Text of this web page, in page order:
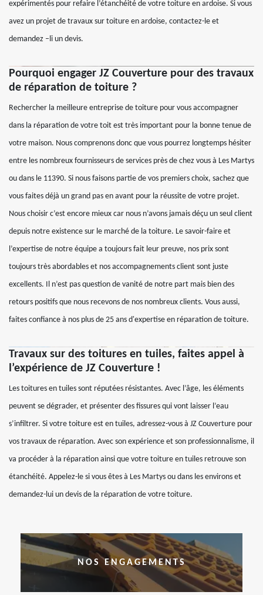
expérimentés pour refaire l’étanchéité de votre toiture en ardoise. Si vous
avez un projet de travaux sur toiture en ardoise, contactez-le et
demandez –li un devis.
Pourquoi engager JZ Couverture pour des travaux
de réparation de toiture ?
Rechercher la meilleure entreprise de toiture pour vous accompagner
dans la réparation de votre toit est très important pour la bonne tenue de
votre maison. Nous comprenons donc que vous pourrez longtemps hésiter
entre les nombreux fournisseurs de services près de chez vous à Les Martys
ou dans le 11390. Si nous faisons partie de vos premiers choix, sachez que
vous faites déjà un grand pas en avant pour la réussite de votre projet.
Nous choisir c’est encore mieux car nous n’avons jamais déçu un seul client
depuis notre existence sur le marché de la toiture. Le savoir-faire et
l’expertise de notre équipe a toujours fait leur preuve, nos prix sont
toujours très abordables et nos accompagnements client sont juste
excellents. Il n’est pas question de vanité de notre part mais bien des
retours positifs que nous recevons de nos nombreux clients. Vous aussi,
faites confiance à nos plus de 25 ans d'expertise en réparation de toiture.
Travaux sur des toitures en tuiles, faites appel à
l’expérience de JZ Couverture !
Les toitures en tuiles sont réputées résistantes. Avec l’âge, les éléments
peuvent se dégrader, et présenter des fissures qui vont laisser l’eau
s’infiltrer. Si votre toiture est en tuiles, adressez-vous à JZ Couverture pour
vos travaux de réparation. Avec son expérience et son professionnalisme, il
va procéder à la réparation ainsi que votre toiture en tuiles retrouve son
étanchéité. Appelez-le si vous êtes à Les Martys ou dans les environs et
demandez-lui un devis de la réparation de votre toiture.
NOS ENGAGEMENTS